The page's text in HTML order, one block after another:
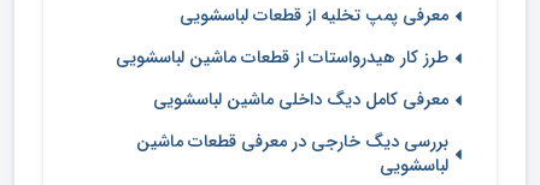
معرفی پمپ تخلیه از قطعات لباسشویی
طرز کار هیدرواستات از قطعات ماشین لباسشویی
معرفی کامل دیگ داخلی ماشین لباسشویی
بررسی دیگ خارجی در معرفی قطعات ماشین
لباسشویی